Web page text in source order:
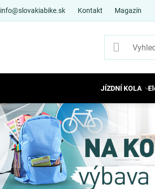
info@slovakiabike.sk Kontakt Magazín
JÍZDNÍ KOLA